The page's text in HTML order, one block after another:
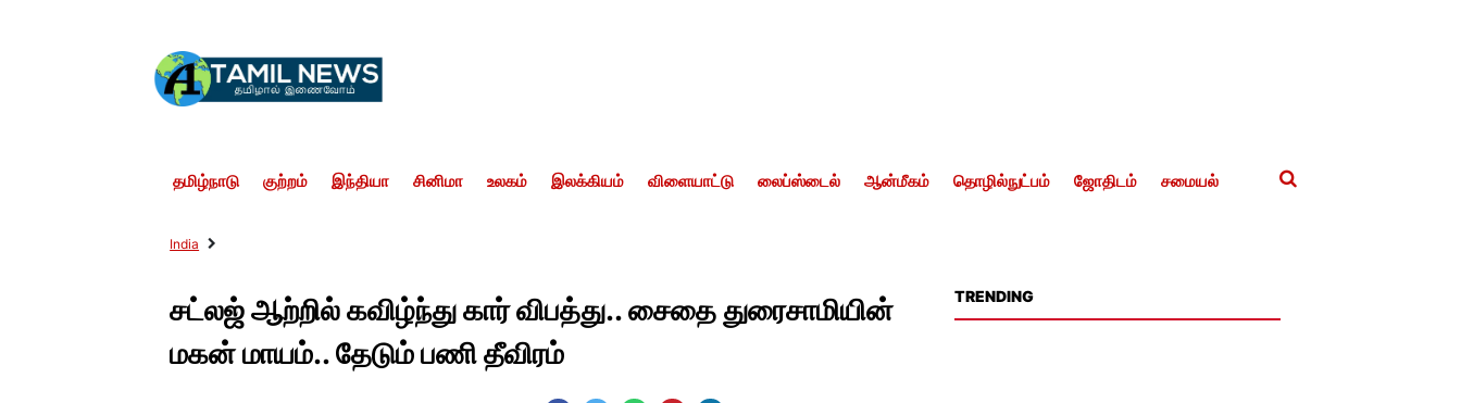
தமிழ்நாடு குற்றம் இந்தியா சினிமா உலகம் இலக்கியம் விளையாட்டு லைப்ஸ்டைல் ஆன்மீகம் தொழில்நுட்பம் ஜோதிடம் சமையல்
India
சட்லஜ் ஆற்றில் கவிழ்ந்து கார் விபத்து.. சைதை துரைசாமியின்
மகன் மாயம்.. தேடும் பணி தீவிரம்
TRENDING